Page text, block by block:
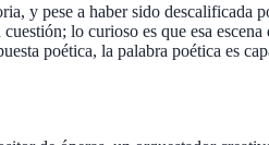
y pese a haber sido
lo curioso es que esa
poética, la palabra poética es